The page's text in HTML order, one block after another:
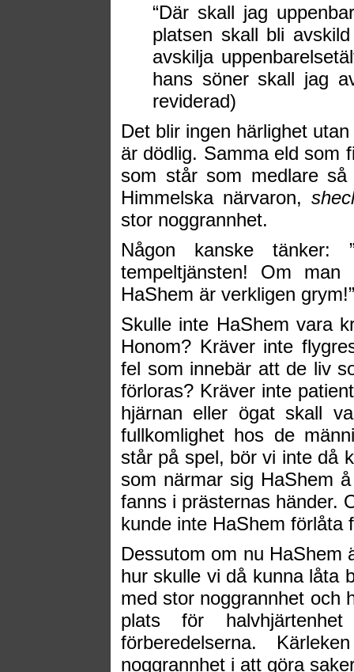
“Där skall jag
platsen skall bli
avskilja
hans söner skall jag
reviderad)
Det blir ingen härlighet
är dödlig. Samma eld som
som står som medlare
Himmelska närvaron,
stor noggrannhet.
Någon kanske tänker:
tempeltjänsten! Om
HaShem är verkligen grym!”
Skulle inte HaShem vara
Honom? Kräver inte
fel som innebär att de liv
förloras? Kräver inte
hjärnan eller ögat skall
fullkomlighet hos de
står på spel, bör vi inte då
som närmar sig HaShem
fanns i prästernas händer.
kunde inte HaShem förlåta
Dessutom om nu HaShem
hur skulle vi då kunna låta
med stor noggrannhet och
plats för
förberedelserna.
noggrannhet i att göra